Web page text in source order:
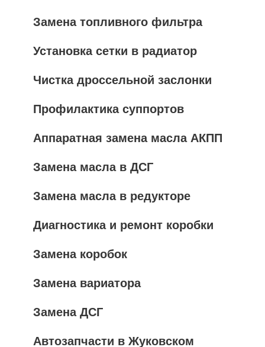
Замена топливного фильтра
Установка сетки в радиатор
Чистка дроссельной заслонки
Профилактика суппортов
Аппаратная замена масла АКПП
Замена масла в ДСГ
Замена масла в редукторе
Диагностика и ремонт коробки
Замена коробок
Замена вариатора
Замена ДСГ
Автозапчасти в Жуковском